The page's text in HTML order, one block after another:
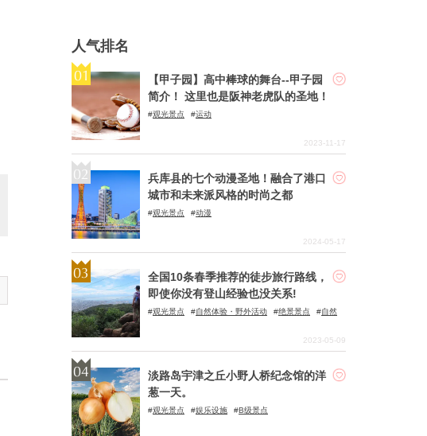
人气排名
【甲子园】高中棒球的舞台--甲子园
简介！ 这里也是阪神老虎队的圣地！
观光景点 运动
2023-11-17
兵库县的七个动漫圣地！融合了港口
城市和未来派风格的时尚之都
观光景点 动漫
2024-05-17
全国10条春季推荐的徒步旅行路线，
即使你没有登山经验也没关系!
观光景点 自然体验・野外活动 绝景景点 自然
2023-05-09
淡路岛宇津之丘小野人桥纪念馆的洋
葱一天。
观光景点 娱乐设施 B级景点